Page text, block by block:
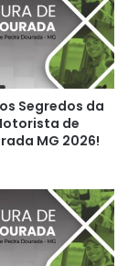
Segredos da
de
MG 2026!